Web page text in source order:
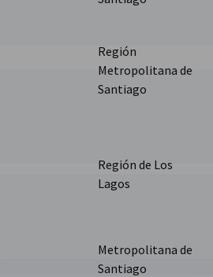
Región
Metropolitana de
Santiago
Región de Los
Lagos
Metropolitana de
Santiago